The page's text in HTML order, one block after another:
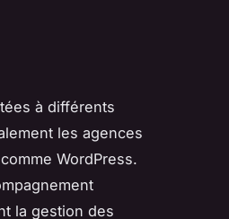
à différents
les agences
WordPress.
la gestion des